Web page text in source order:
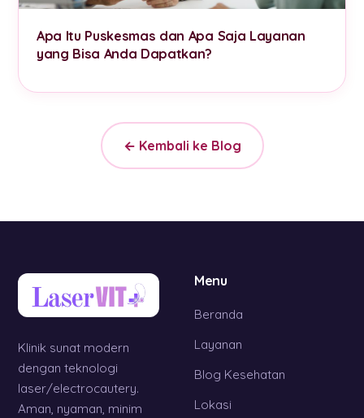
Apa Itu Puskesmas dan Apa Saja Layanan
yang Bisa Anda Dapatkan?
← Kembali ke Blog
Klinik sunat modern
dengan teknologi
laser/electrocautery.
Aman, nyaman, minim
Menu
Beranda
Layanan
Blog Kesehatan
Lokasi